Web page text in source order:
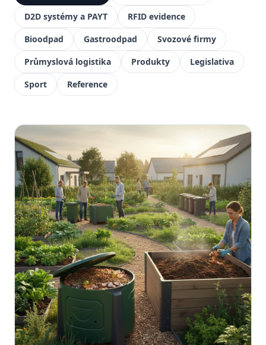
D2D systémy a PAYT
RFID evidence
Bioodpad
Gastroodpad
Svozové firmy
Průmyslová logistika
Produkty
Legislativa
Sport
Reference